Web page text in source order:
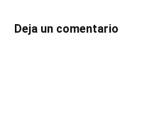
Deja un comentario